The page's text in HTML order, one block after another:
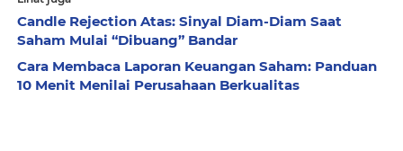
Candle Rejection Atas: Sinyal Diam-Diam Saat
Saham Mulai “Dibuang” Bandar
Cara Membaca Laporan Keuangan Saham: Panduan
10 Menit Menilai Perusahaan Berkualitas